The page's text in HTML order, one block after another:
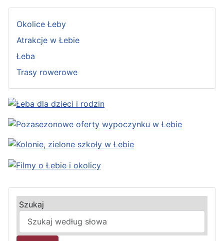
Szukaj
Okolice Łeby
Atrakcje w Łebie
Łeba
Trasy rowerowe